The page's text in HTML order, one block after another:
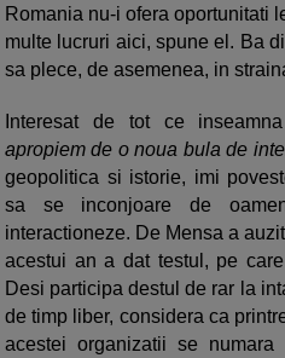
Romania nu-i ofera oportunitati
multe lucruri aici, spune el. Ba
sa plece, de asemenea, in
Interesat de tot ce
apropiem de o noua bula de
geopolitica si istorie, imi
sa se inconjoare de
interactioneze. De Mensa a
acestui an a dat testul, pe
Desi participa destul de rar la
de timp liber, considera ca
acestei organizatii se